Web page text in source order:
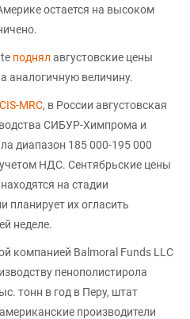
остается на высоком
поднял августовские цены
аналогичную величину.
MRC, в России августовская
СИБУР-Химпрома и
диапазон 185 000-195 000
НДС. Сентябрьские цены
на стадии
планирует их огласить
неделе.
компанией Balmoral Funds LLC
пенополистирола
тонн в год в Перу, штат
производители